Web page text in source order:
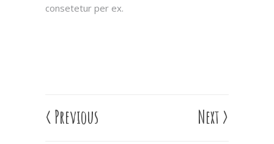
consetetur per ex.
< Previous >
Next